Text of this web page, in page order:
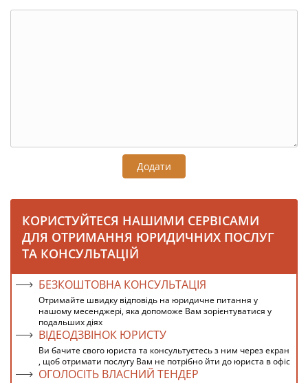
Додати
КОРИСТУЙТЕСЯ НАШИМИ СЕРВІСАМИ
ДЛЯ ОТРИМАННЯ ЮРИДИЧНИХ ПОСЛУГ
ТА КОНСУЛЬТАЦІЙ
БЕЗКОШТОВНА КОНСУЛЬТАЦІЯ
Отримайте швидку відповідь на юридичне питання у
нашому месенджері, яка допоможе Вам зорієнтуватися у
подальших діях
ВІДЕОДЗВІНОК ЮРИСТУ
Ви бачите свого юриста та консультуєтесь з ним через екран
, щоб отримати послугу Вам не потрібно йти до юриста в офіс
ОГОЛОСІТЬ ВЛАСНИЙ ТЕНДЕР